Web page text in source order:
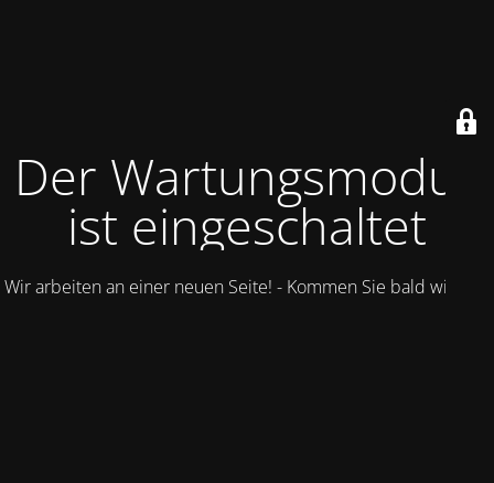
Der Wartungsmodus
ist eingeschaltet
Wir arbeiten an einer neuen Seite! - Kommen Sie bald wieder.